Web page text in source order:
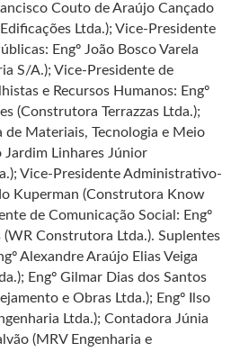
Couto de Araújo Cançado
Ltda.); Vice-Presidente
Engº João Bosco Varela
S/A.); Vice-Presidente de
e Recursos Humanos: Engº
(Construtora Terrazzas Ltda.);
de Materiais, Tecnologia e Meio
Jardim Linhares Júnior
Vice-Presidente Administrativo-
Kuperman (Construtora Know
de Comunicação Social: Engº
Construtora Ltda.). Suplentes
Alexandre Araújo Elias Veiga
Engº Gilmar Dias dos Santos
e Obras Ltda.); Engº Ilso
Ltda.); Contadora Júnia
(MRV Engenharia e